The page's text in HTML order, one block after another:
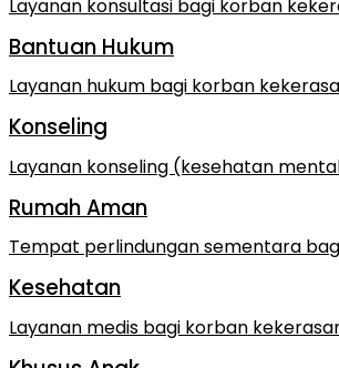
Layanan konsultasi bagi korban
Bantuan Hukum
Layanan hukum bagi korban
Konseling
Layanan konseling (kesehatan
Rumah Aman
Tempat perlindungan sementara
Kesehatan
Layanan medis bagi korban